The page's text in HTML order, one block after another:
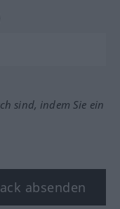
sind, indem Sie ein
absenden